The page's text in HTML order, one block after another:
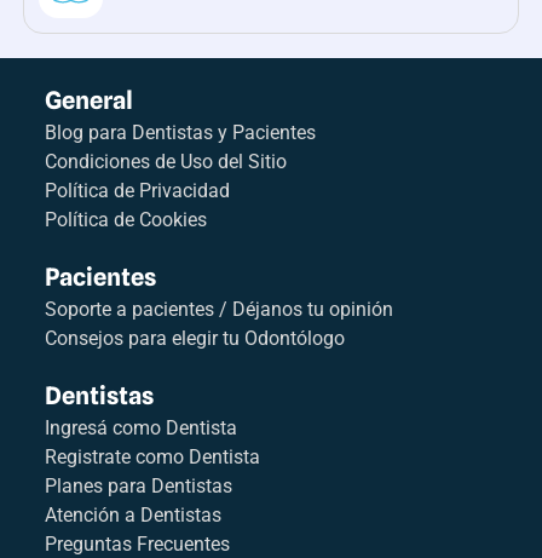
General
Blog para Dentistas y Pacientes
Condiciones de Uso del Sitio
Política de Privacidad
Política de Cookies
Pacientes
Soporte a pacientes / Déjanos tu opinión
Consejos para elegir tu Odontólogo
Dentistas
Ingresá como Dentista
Registrate como Dentista
Planes para Dentistas
Atención a Dentistas
Preguntas Frecuentes